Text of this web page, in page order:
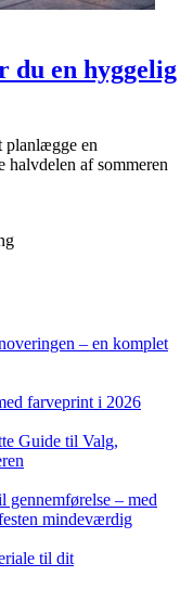
du en hyggelig
planlægge en
halvdelen af sommeren
– en komplet
farveprint i 2026
Guide til Valg,
gennemførelse – med
mindeværdig
til dit